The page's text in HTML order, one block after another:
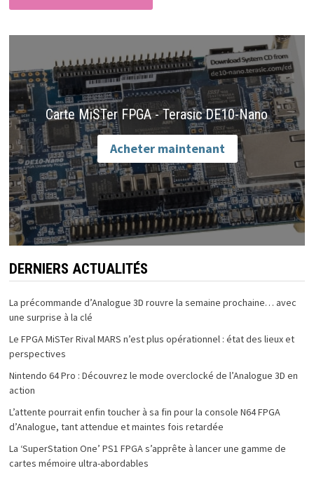
Carte MiSTer FPGA - Terasic DE10-Nano
Acheter maintenant
DERNIERS ACTUALITÉS
La précommande d’Analogue 3D rouvre la semaine prochaine… avec
une surprise à la clé
Le FPGA MiSTer Rival MARS n’est plus opérationnel : état des lieux et
perspectives
Nintendo 64 Pro : Découvrez le mode overclocké de l’Analogue 3D en
action
L’attente pourrait enfin toucher à sa fin pour la console N64 FPGA
d’Analogue, tant attendue et maintes fois retardée
La ‘SuperStation One’ PS1 FPGA s’apprête à lancer une gamme de
cartes mémoire ultra-abordables